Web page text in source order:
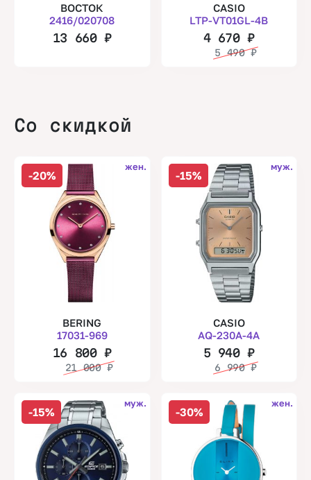
ВОСТОК
2416/020708
13 660₽
CASIO
LTP-VT01GL-4B
4 670₽
5 490₽
Со скидкой
-20%
жен.
BERING
17031-969
16 800₽
21 000₽
-15%
муж.
CASIO
AQ-230A-4A
5 940₽
6 990₽
-15%
муж.
-30%
жен.